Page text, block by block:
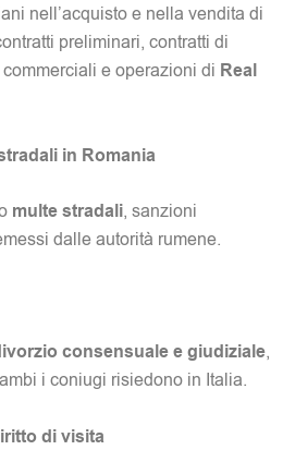
nell’acquisto e nella vendita di
preliminari, contratti di
e operazioni di Real
in Romania
multe stradali, sanzioni
dalle autorità rumene.
consensuale e giudiziale,
i coniugi risiedono in Italia.
di visita